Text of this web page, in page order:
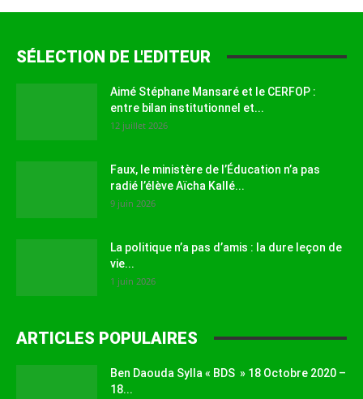
SÉLECTION DE L'EDITEUR
Aimé Stéphane Mansaré et le CERFOP :
entre bilan institutionnel et...
12 juillet 2026
Faux, le ministère de l’Éducation n’a pas
radié l’élève Aïcha Kallé...
9 juin 2026
La politique n’a pas d’amis : la dure leçon de
vie...
1 juin 2026
ARTICLES POPULAIRES
Ben Daouda Sylla « BDS » 18 Octobre 2020 –
18...